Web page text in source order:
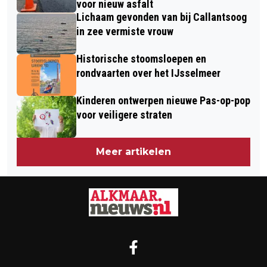
voor nieuw asfalt
Lichaam gevonden van bij Callantsoog
in zee vermiste vrouw
Historische stoomsloepen en
rondvaarten over het IJsselmeer
Kinderen ontwerpen nieuwe Pas-op-pop
voor veiligere straten
Meer artikelen